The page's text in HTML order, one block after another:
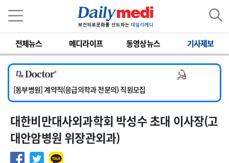
전체뉴스 메디라이프 동영상뉴스 기사제보
[서울아산병원] 2026년 하반기 인턴 모집
[영남대학교의료원] 마취통증의학과 임기제 임상의사 채용
[충남대학교병원] 소아청소년과(소아응급전담) 계약직 의사 공개채용
[동부병원] 계약직(응급의학과 전문의) 직원모집
[이대목동병원] 하반기 전공의(레지던트1년차) 모집
[서울아산병원] 2026년 하반기 인턴 모집
[영남대학교의료원] 마취통증의학과 임기제 임상의사 채용
대한비만대사외과학회 박성수 초대 이사장(고
대안암병원 위장관외과)